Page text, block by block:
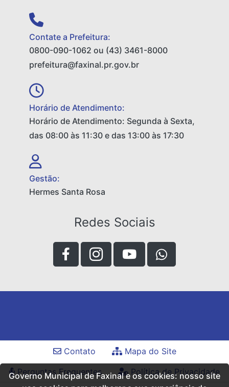
Contate a Prefeitura:
0800-090-1062 ou (43) 3461-8000
prefeitura@faxinal.pr.gov.br
Horário de Atendimento:
Horário de Atendimento: Segunda à Sexta,
das 08:00 às 11:30 e das 13:00 às 17:30
Gestão:
Hermes Santa Rosa
Redes Sociais
Contato
Mapa do Site
Perguntas Frequentes
Política de Privacidade
Governo Municipal de Faxinal e os cookies: nosso site